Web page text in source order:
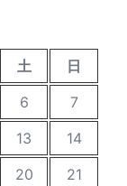
土
日
6
7
13
14
20
21